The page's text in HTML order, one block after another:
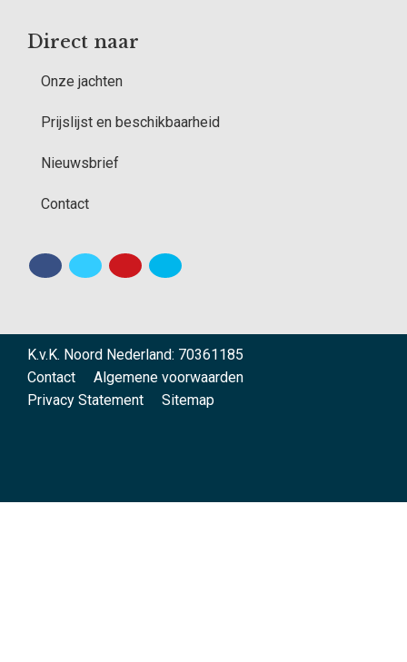
Direct naar
Onze jachten
Prijslijst en beschikbaarheid
Nieuwsbrief
Contact
K.v.K. Noord Nederland: 70361185
Contact
Algemene voorwaarden
Privacy Statement
Sitemap